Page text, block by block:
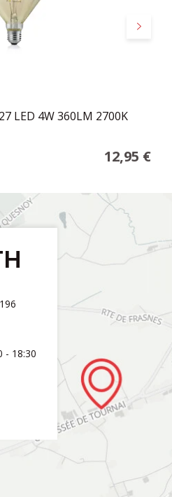
Suivant
LED 4W 360LM 2700K
12,95 €
- 18:30